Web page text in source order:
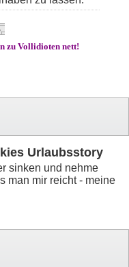
zu Vollidioten nett!
Urlaubsstory
sinken und nehme
man mir reicht - meine